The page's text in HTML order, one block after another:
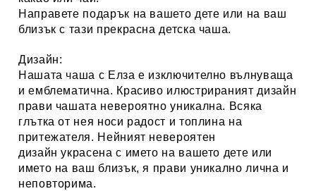
Направете подарък на вашето дете или на ваш
близък с тази прекрасна детска чаша.
Дизайн:
Нашата чаша с Елза е изключително вълнуваща
и емблематична. Красиво илюстрираният дизайн
прави чашата невероятно уникална. Всяка
глътка от нея носи радост и топлина на
притежателя. Нейният невероятен
дизайн украсена с името на вашето дете или
името на ваш близък, я прави уникално лична и
неповторима.